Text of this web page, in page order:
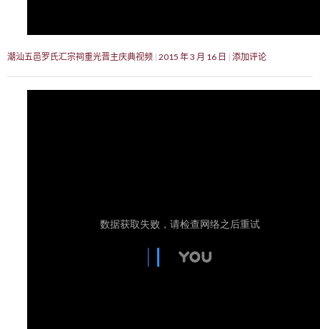
潮汕五邑罗氏汇宗祠重光晋主庆典视频 2015 年 3 月 16 日 添加评论